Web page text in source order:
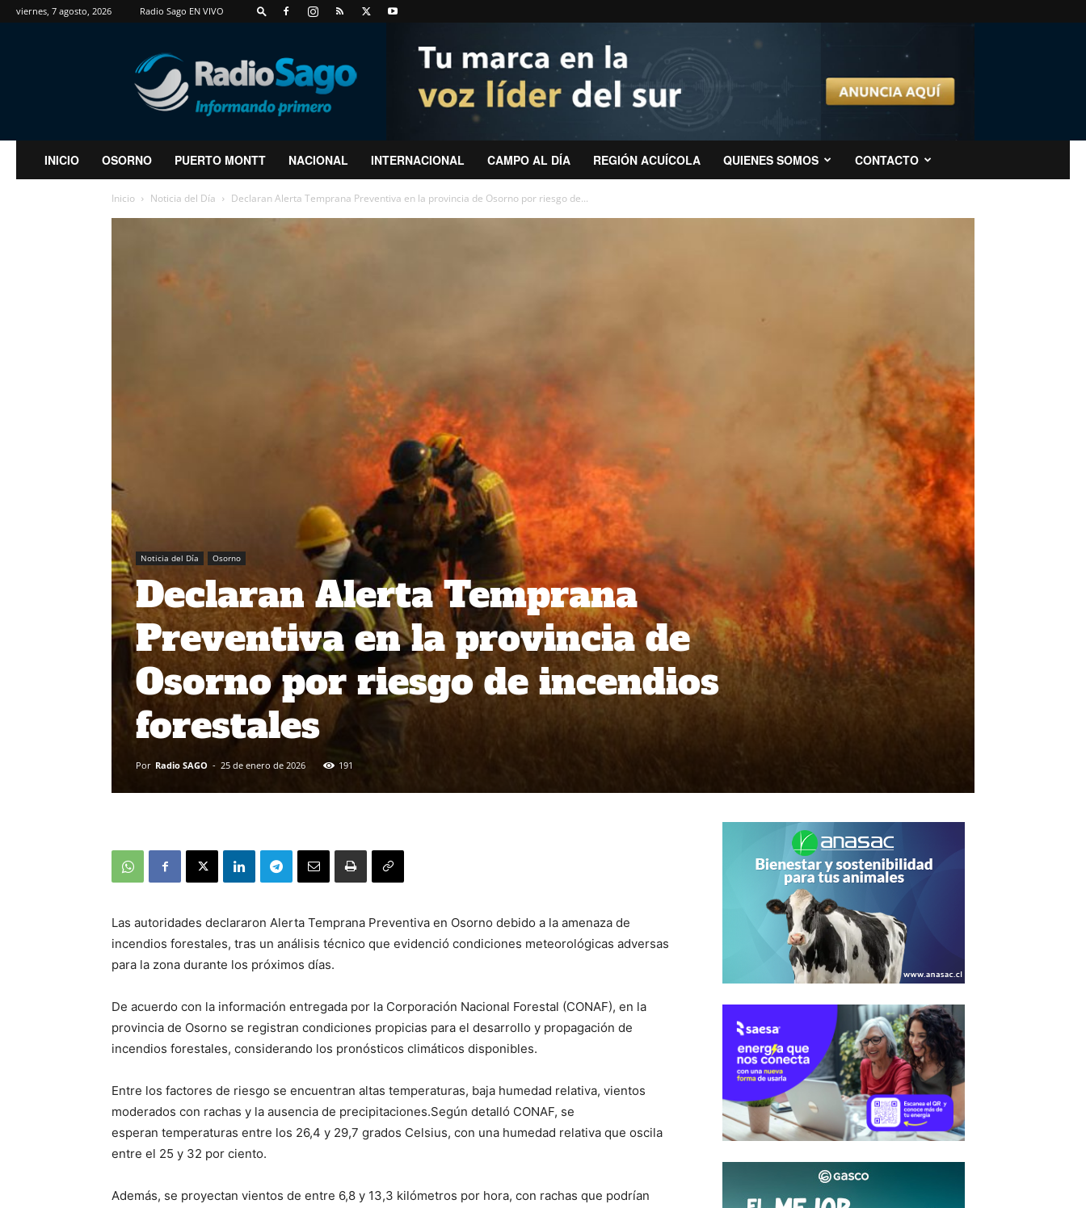
viernes, 7 agosto, 2026 Radio Sago EN VIVO
RadioSago
INICIO OSORNO PUERTO MONTT NACIONAL INTERNACIONAL CAMPO AL DÍA REGIÓN ACUÍCOLA QUIENES SOMOS CONTACTO
Inicio Noticia del Día Declaran Alerta Temprana Preventiva en la provincia de Osorno por riesgo de...
Noticia del Día Osorno
Declaran Alerta Temprana
Preventiva en la provincia de
Osorno por riesgo de incendios
forestales
Por Radio SAGO - 25 de enero de 2026 191
Las autoridades declararon Alerta Temprana Preventiva en Osorno debido a la amenaza de
incendios forestales, tras un análisis técnico que evidenció condiciones meteorológicas adversas
para la zona durante los próximos días.
De acuerdo con la información entregada por la Corporación Nacional Forestal (CONAF), en la
provincia de Osorno se registran condiciones propicias para el desarrollo y propagación de
incendios forestales, considerando los pronósticos climáticos disponibles.
Entre los factores de riesgo se encuentran altas temperaturas, baja humedad relativa, vientos
moderados con rachas y la ausencia de precipitaciones.Según detalló CONAF, se
esperan temperaturas entre los 26,4 y 29,7 grados Celsius, con una humedad relativa que oscila
entre el 25 y 32 por ciento.
Además, se proyectan vientos de entre 6,8 y 13,3 kilómetros por hora, con rachas que podrían